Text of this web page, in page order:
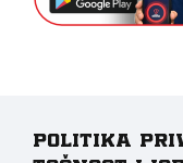
Politika